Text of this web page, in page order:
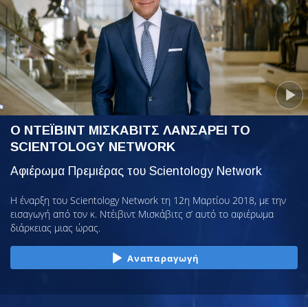
Ο ΝΤΕΪΒΙΝΤ ΜΙΣΚΑΒΙΤΣ ΛΑΝΣΑΡΕΙ ΤΟ
SCIENTOLOGY NETWORK
Αφιέρωμα Πρεμιέρας του Scientology Network
Η έναρξη του Scientology Network τη 12η Μαρτίου 2018, με την
εισαγωγή από τον κ. Ντέιβιντ Μισκάβιτς σ’ αυτό το αφιέρωμα
διάρκειας μιας ώρας.
Αναπαραγωγή